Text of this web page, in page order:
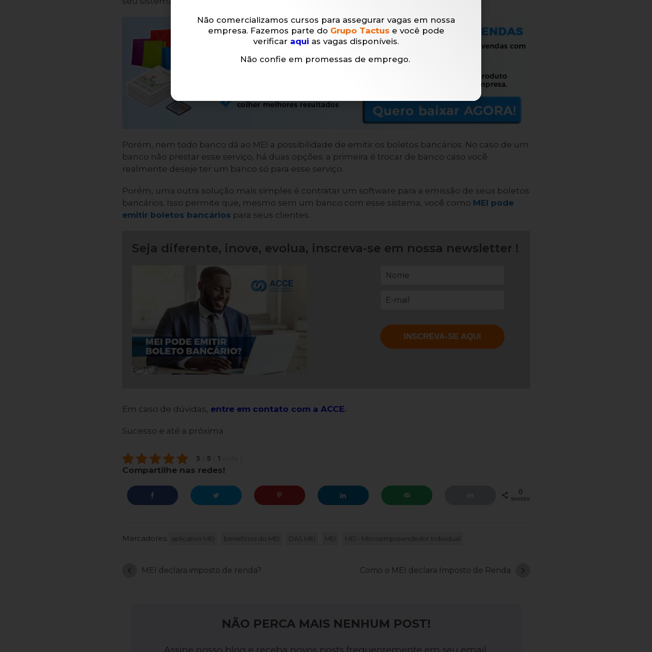
Porém, nem todo banco dá ao MEI a possibilidade de emitir os boletos bancários. No caso de um
banco não prestar esse serviço, há duas opções: a primeira é trocar de banco caso você
realmente deseje ter um banco só para esse serviço.
Porém, uma outra solução mais simples é contratar um software para a emissão de seus boletos
bancários. Isso permite que, mesmo sem um banco com esse sistema, você como MEI pode
emitir boletos bancários para seus clientes.
Seja diferente, inove, evolua, inscreva-se em nossa newsletter !
Em caso de dúvidas, entre em contato com a ACCE.
Sucesso e até a próxima
5 5 1
Compartilhe nas redes!
0
SHARES
Marcadores: aplicativo MEI benefícios do MEI DAS MEI MEI MEI - MIcroempreendedor Individual
MEI declara imposto de renda?
chevron_left Como o MEI declara Imposto de Renda chevron_right
NÃO PERCA MAIS NENHUM POST!
Não comercializamos cursos para assegurar vagas em nossa
empresa. Fazemos parte do Grupo Tactus e você pode
verificar aqui as vagas disponíveis.
Não confie em promessas de emprego.